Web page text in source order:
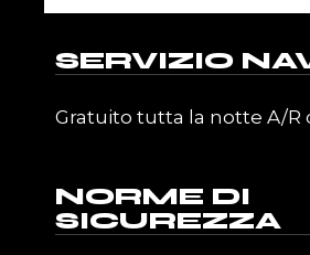
SERVIZIO
Gratuito tutta la notte A/R
NORME DI
SICUREZZA